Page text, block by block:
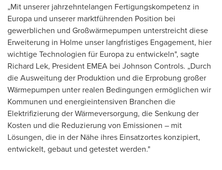
„Mit unserer jahrzehntelangen Fertigungskompetenz in
Europa und unserer marktführenden Position bei
gewerblichen und Großwärmepumpen unterstreicht diese
Erweiterung in Holme unser langfristiges Engagement, hier
wichtige Technologien für Europa zu entwickeln", sagte
Richard Lek, President EMEA bei Johnson Controls. „Durch
die Ausweitung der Produktion und die Erprobung großer
Wärmepumpen unter realen Bedingungen ermöglichen wir
Kommunen und energieintensiven Branchen die
Elektrifizierung der Wärmeversorgung, die Senkung der
Kosten und die Reduzierung von Emissionen – mit
Lösungen, die in der Nähe ihres Einsatzortes konzipiert,
entwickelt, gebaut und getestet werden."